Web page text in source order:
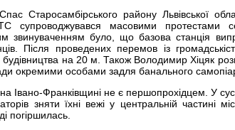
Старосамбірського району Львівської
супроводжувався масовими протестами
звинуваченням було, що базова станція
Після проведених перемов із
на 20 м. Також Володимир Хіцяк
окремими особами задля банального
Івано-Франківщині не є першопрохідцем. У
зняти їхні вежі у центральній частині
погіршилась.